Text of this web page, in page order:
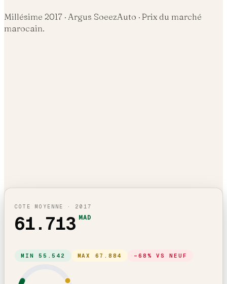
Millésime 2017 · Argus SoeezAuto · Prix du marché
marocain.
COTE MOYENNE · 2017
61.713 MAD
MIN55.542 MAX 67.884 − 68 % VS NEUF